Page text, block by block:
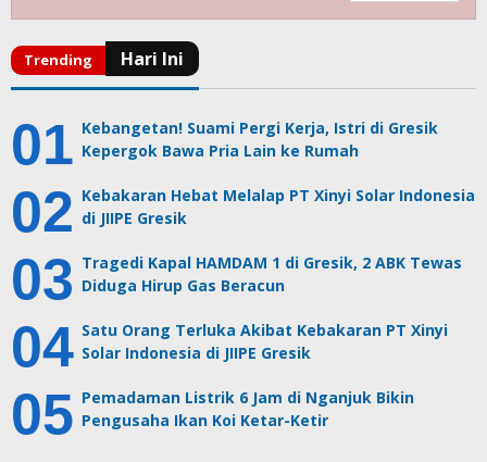
Kebangetan! Suami Pergi Kerja, Istri di Gresik
Kepergok Bawa Pria Lain ke Rumah
Kebakaran Hebat Melalap PT Xinyi Solar Indonesia
di JIIPE Gresik
Tragedi Kapal HAMDAM 1 di Gresik, 2 ABK Tewas
Diduga Hirup Gas Beracun
Satu Orang Terluka Akibat Kebakaran PT Xinyi
Solar Indonesia di JIIPE Gresik
Pemadaman Listrik 6 Jam di Nganjuk Bikin
Pengusaha Ikan Koi Ketar-Ketir